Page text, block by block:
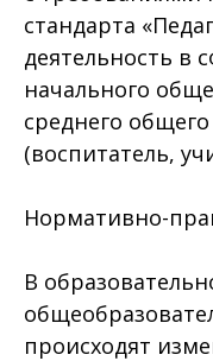
стандарта
деятельность в
начального
среднего
(воспитатель,
Нормативно-
В
происходят